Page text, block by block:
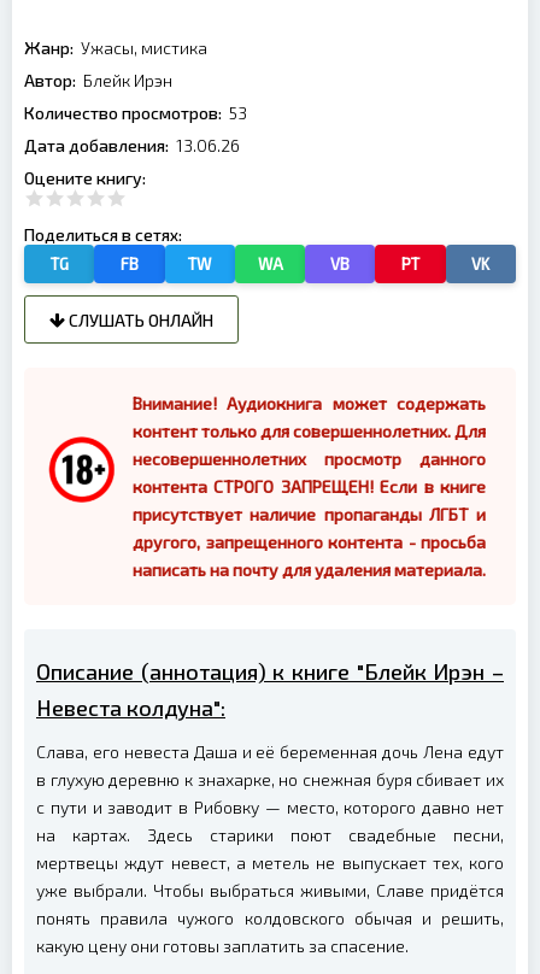
Жанр: Ужасы, мистика
Автор: Блейк Ирэн
Количество просмотров: 53
Дата добавления: 13.06.26
Оцените книгу:
Поделиться в сетях:
TG FB TW WA VB PT VK
СЛУШАТЬ ОНЛАЙН
Внимание! Аудиокнига может содержать
контент только для совершеннолетних. Для
несовершеннолетних просмотр данного
контента СТРОГО ЗАПРЕЩЕН! Если в книге
присутствует наличие пропаганды ЛГБТ и
другого, запрещенного контента - просьба
написать на почту для удаления материала.
Описание (аннотация) к книге "Блейк Ирэн –
Невеста колдуна":
Слава, его невеста Даша и её беременная дочь Лена едут
в глухую деревню к знахарке, но снежная буря сбивает их
с пути и заводит в Рибовку — место, которого давно нет
на картах. Здесь старики поют свадебные песни,
мертвецы ждут невест, а метель не выпускает тех, кого
уже выбрали. Чтобы выбраться живыми, Славе придётся
понять правила чужого колдовского обычая и решить,
какую цену они готовы заплатить за спасение.